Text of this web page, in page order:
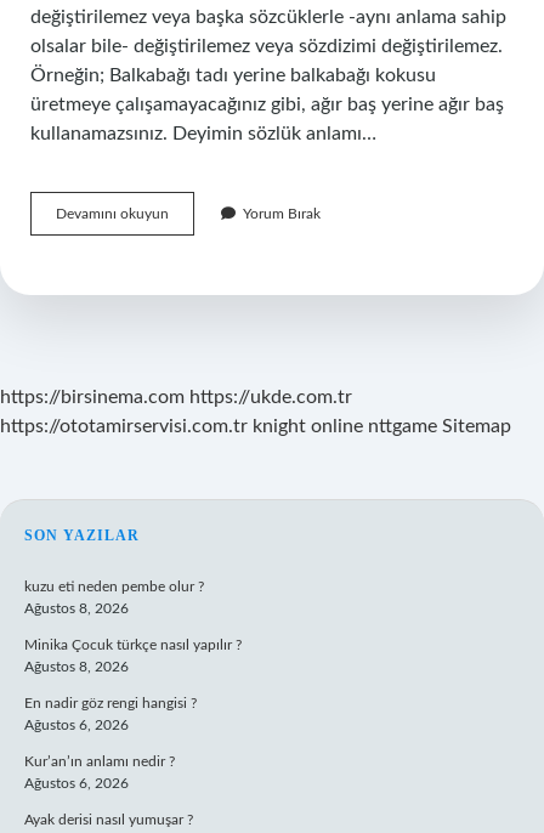
değiştirilemez veya başka sözcüklerle -aynı anlama sahip
olsalar bile- değiştirilemez veya sözdizimi değiştirilemez.
Örneğin; Balkabağı tadı yerine balkabağı kokusu
üretmeye çalışamayacağınız gibi, ağır baş yerine ağır baş
kullanamazsınız. Deyimin sözlük anlamı…
Devamını okuyun
Şeyden
Deyimdir
Yorum Bırak
https://birsinema.com https://ukde.com.tr
https://ototamirservisi.com.tr knight online nttgame Sitemap
SIDEBAR
SON YAZILAR
kuzu eti neden pembe olur ?
Ağustos 8, 2026
Minika Çocuk türkçe nasıl yapılır ?
Ağustos 8, 2026
En nadir göz rengi hangisi ?
Ağustos 6, 2026
Kur’an’ın anlamı nedir ?
Ağustos 6, 2026
Ayak derisi nasıl yumuşar ?